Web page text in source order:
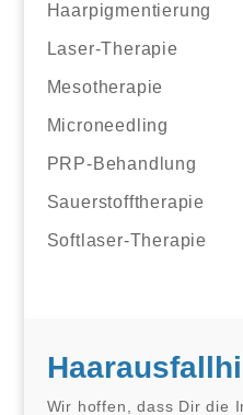
Haarpigmentierung
Laser-Therapie
Mesotherapie
Microneedling
PRP-Behandlung
Sauerstofftherapie
Softlaser-Therapie
Wir hoffen, dass Dir die